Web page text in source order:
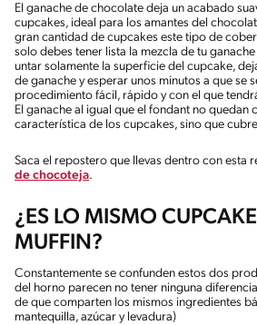
El ganache de chocolate deja un acabado
cupcakes, ideal para los amantes del
gran cantidad de cupcakes este tipo de
solo debes tener lista la mezcla de tu
untar solamente la superficie del cupcake,
de ganache y esperar unos minutos a que se
procedimiento fácil, rápido y con el que
El ganache al igual que el fondant no quedan
característica de los cupcakes, sino que
Saca el repostero que llevas dentro con esta
de chocoteja.
¿ES LO MISMO
MUFFIN?
Constantemente se confunden estos dos
del horno parecen no tener ninguna
de que comparten los mismos ingredientes
mantequilla, azúcar y levadura)